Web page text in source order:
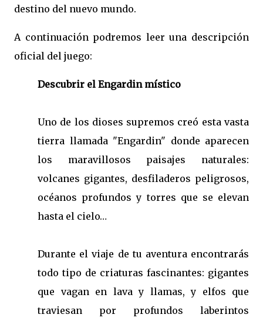
destino del nuevo mundo.
A continuación podremos leer una descripción
oficial del juego:
Descubrir el Engardin místico
Uno de los dioses supremos creó esta vasta
tierra llamada "Engardin" donde aparecen
los maravillosos paisajes naturales:
volcanes gigantes, desfiladeros peligrosos,
océanos profundos y torres que se elevan
hasta el cielo…
Durante el viaje de tu aventura encontrarás
todo tipo de criaturas fascinantes: gigantes
que vagan en lava y llamas, y elfos que
traviesan por profundos laberintos